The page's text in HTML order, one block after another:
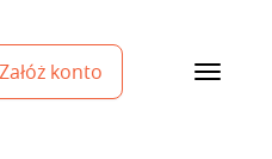
Załóż konto